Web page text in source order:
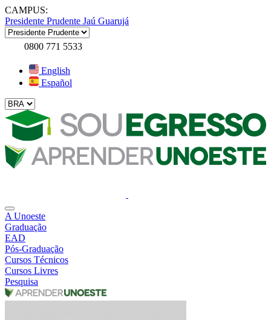
CAMPUS:
Presidente Prudente Jaú Guarujá
0800 771 5533
English
Español
A Unoeste
Graduação
EAD
Pós-Graduação
Cursos Técnicos
Cursos Livres
Pesquisa